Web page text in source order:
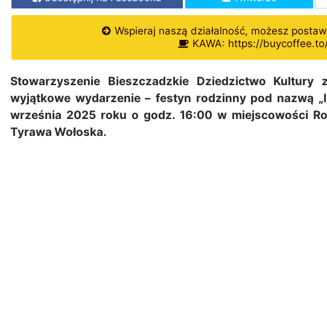
Wspieraj naszą działalność, możesz
KAWA: https://
Stowarzyszenie Bieszczadzkie Dziedzictwo Kultury
wyjątkowe wydarzenie – festyn rodzinny pod nazwą
września 2025 roku o godz. 16:00 w miejscowości
Tyrawa Wołoska.